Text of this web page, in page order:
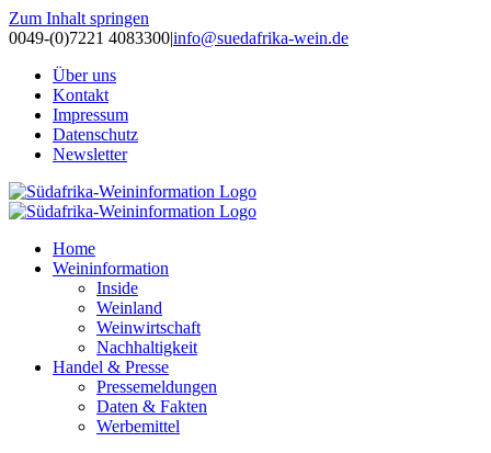
Zum Inhalt springen
0049-(0)7221 4083300|info@suedafrika-wein.de
Über uns
Kontakt
Impressum
Datenschutz
Newsletter
Home
Weininformation
Inside
Weinland
Weinwirtschaft
Nachhaltigkeit
Handel & Presse
Pressemeldungen
Daten & Fakten
Werbemittel